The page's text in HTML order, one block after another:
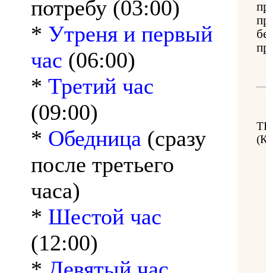
потребу (03:00)
* Утреня и первый
час (06:00)
* Третий час
(09:00)
* Обедница (сразу
после третьего
часа)
* Шестой час
(12:00)